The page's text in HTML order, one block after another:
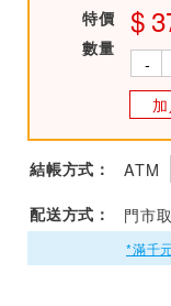
特價
數量
-
結帳方式： ATM
配送方式： 門市
*滿千